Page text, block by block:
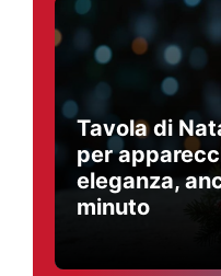
Tavola di
per
eleganza,
minuto